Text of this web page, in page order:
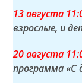
13 августа
взрослые, и
20 августа
программа «С